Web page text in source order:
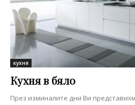
кухня
Кухня в бяло
През изминалите дни Ви